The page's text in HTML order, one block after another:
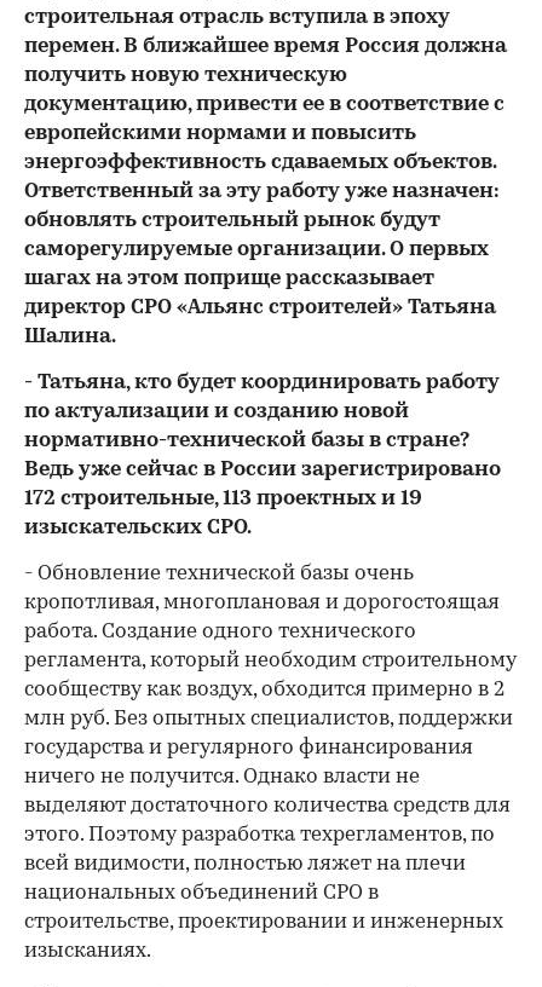
строительная отрасль вступила в эпоху
перемен. В ближайшее время Россия должна
получить новую техническую
документацию, привести ее в соответствие с
европейскими нормами и повысить
энергоэффективность сдаваемых объектов.
Ответственный за эту работу уже назначен:
обновлять строительный рынок будут
саморегулируемые организации. О первых
шагах на этом поприще рассказывает
директор СРО «Альянс строителей» Татьяна
Шалина.
- Татьяна, кто будет координировать работу
по актуализации и созданию новой
нормативно-технической базы в стране?
Ведь уже сейчас в России зарегистрировано
172 строительные, 113 проектных и 19
изыскательских СРО.
- Обновление технической базы очень
кропотливая, многоплановая и дорогостоящая
работа. Создание одного технического
регламента, который необходим строительному
сообществу как воздух, обходится примерно в 2
млн руб. Без опытных специалистов, поддержки
государства и регулярного финансирования
ничего не получится. Однако власти не
выделяют достаточного количества средств для
этого. Поэтому разработка техрегламентов, по
всей видимости, полностью ляжет на плечи
национальных объединений СРО в
строительстве, проектировании и инженерных
изысканиях.